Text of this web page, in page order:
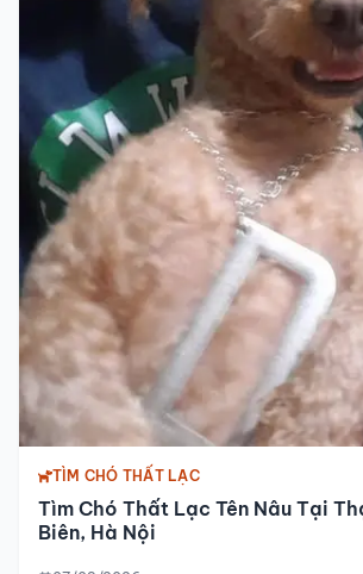
TÌM CHÓ THẤT LẠC
Tìm Chó Thất Lạc Tên Nâu Tại
Biên, Hà Nội